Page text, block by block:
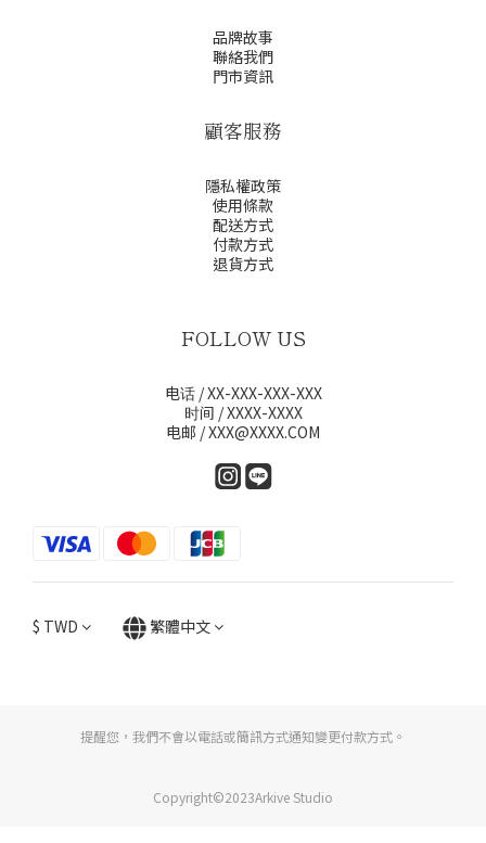
品牌故事
聯絡我們
門市資訊
顧客服務
隱私權政策
使用條款
配送方式
付款方式
退貨方式
FOLLOW US
电话 / XX-XXX-XXX-XXX
时间 / XXXX-XXXX
电邮 / XXX@XXXX.COM
$ TWD 繁體中文
提醒您，我們不會以電話或簡訊方式通知變更付款方式。
Copyright©2023Arkive Studio